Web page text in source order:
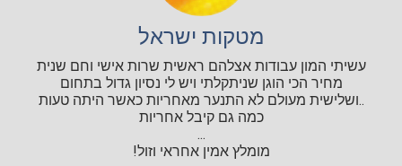
מטקות ישראל
עשיתי המון עבודות אצלהם ראשית שרות אישי וחם שנית
מחיר הכי הוגן שניתקלתי ויש לי נסיון גדול בתחום
..ושלישית מעולם לא התנער מאחריות כאשר היתה טעות
כמה גם קיבל אחריות
...
מומלץ אמין אחראי וזול!